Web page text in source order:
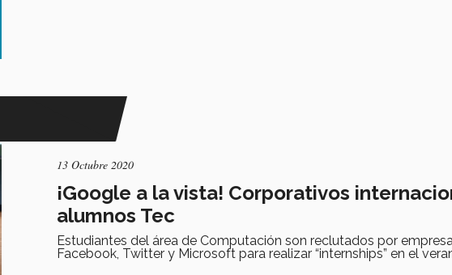
13 Octubre 2020
¡Google a la vista! Corporativos
alumnos Tec
Estudiantes del área de Computación son reclutados por
Facebook, Twitter y Microsoft para realizar “internships” en el